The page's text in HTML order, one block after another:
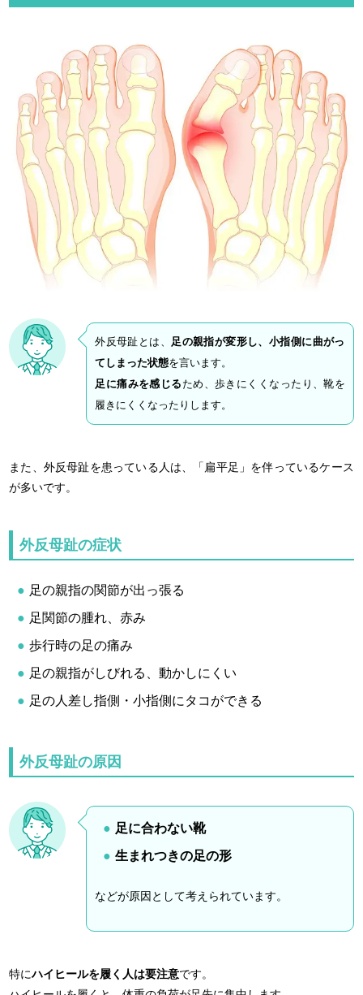
外反母趾とは、 足の親指が変形し、小指側に曲がっ
てしまった状態を言います。
足に痛みを感じる ため、歩きにくくなったり、靴を
履きにくくなったりします。
また、外反母趾を患っている人は、「扁平足」を伴っているケース
が多いです。
外反母趾の症状
足の親指の関節が出っ張る
足関節の腫れ、赤み
歩行時の足の痛み
足の親指がしびれる、動かしにくい
足の人差し指側・小指側にタコができる
外反母趾の原因
足に合わない靴
生まれつきの足の形
などが原因として考えられています。
特にハイヒールを履く人は要注意です。